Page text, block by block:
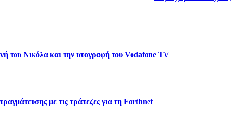
του Νικόλα και την υπογραφή του Vodafone TV
με τις τράπεζες για τη Forthnet